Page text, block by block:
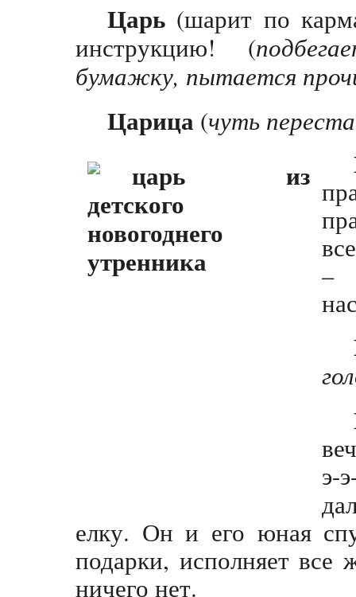
Царь (шарит по
инструкцию! (
бумажку, пытается
Царица (чуть
–
э-
елку. Он и его юная
подарки, исполняет все
ничего нет.